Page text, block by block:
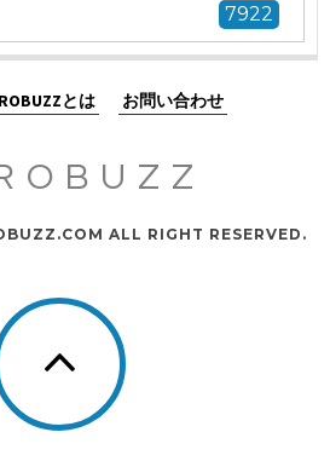
7922
とは お問い合わせ
ALL RIGHT RESERVED.